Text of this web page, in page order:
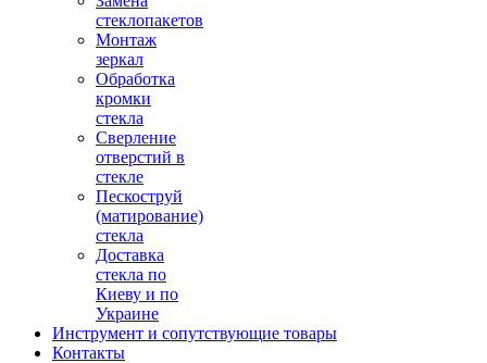
стеклопакетов
Монтаж
зеркал
Обработка
кромки
стекла
Сверление
отверстий в
стекле
Пескоструй
(матирование)
стекла
Доставка
стекла по
Киеву и по
Украине
Инструмент и сопутствующие товары
Контакты